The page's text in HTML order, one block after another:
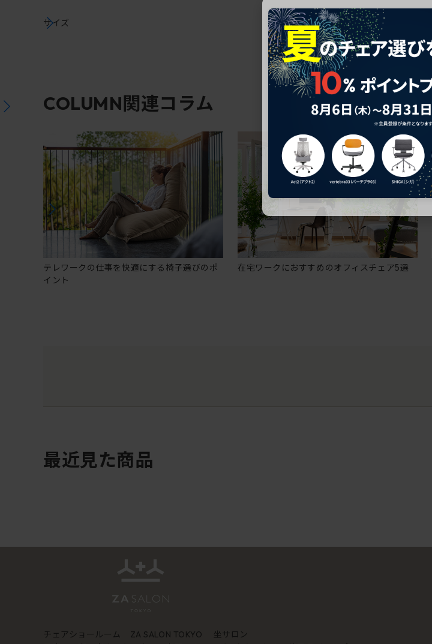
サイズ
COLUMN関連コラム
テレワークの仕事を快適にする椅子選びのポ
イント
在宅ワークにおすすめのオフィスチェア5選
最近見た商品
チェアショールーム ZA SALON TOKYO
坐サロン